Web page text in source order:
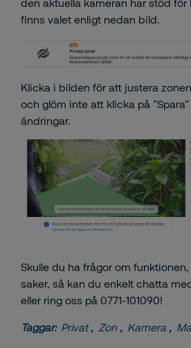
den aktuella kameran har stöd för
finns valet enligt nedan bild.
Klicka i bilden för att justera
och glöm inte att klicka på
ändringar.
Skulle du ha frågor om
saker, så kan du enkelt chatta
eller ring oss på 0771-101090!
Taggar: Privat, Zon, Kamera ,